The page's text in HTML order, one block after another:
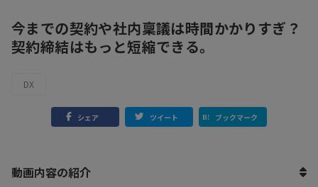
今までの契約や社内稟議は時間かかりすぎ？
契約締結はもっと短縮できる。
DX
シェア ツイート ブックマーク
動画内容の紹介